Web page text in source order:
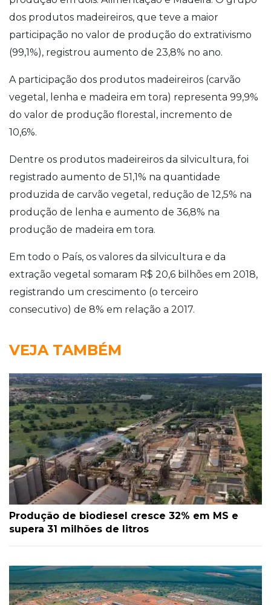
dos produtos madeireiros, que teve a maior
participação no valor de produção do extrativismo
(99,1%), registrou aumento de 23,8% no ano.
A participação dos produtos madeireiros (carvão
vegetal, lenha e madeira em tora) representa 99,9%
do valor de produção florestal, incremento de
10,6%.
Dentre os produtos madeireiros da silvicultura, foi
registrado aumento de 51,1% na quantidade
produzida de carvão vegetal, redução de 12,5% na
produção de lenha e aumento de 36,8% na
produção de madeira em tora.
Em todo o País, os valores da silvicultura e da
extração vegetal somaram R$ 20,6 bilhões em 2018,
registrando um crescimento (o terceiro
consecutivo) de 8% em relação a 2017.
VEJA TAMBÉM
Produção de biodiesel cresce 32% em MS e
supera 31 milhões de litros